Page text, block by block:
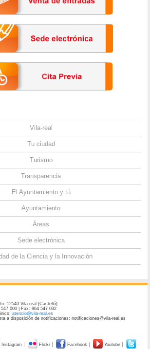
Vila-real
Tu ciudad
Turismo
Transparencia
El Ayuntamiento y tú
Ayuntamiento
Áreas
Sede electrónica
de la Ciencia y la Innovación
n. 12540 Vila-real (Castelló)
547 000 | Fax: 964 547 032
atencio@vila-real.es
a disposición de notificaciones: notificaciones@vila-real.es
Instagram Flickr Facebook Youtube